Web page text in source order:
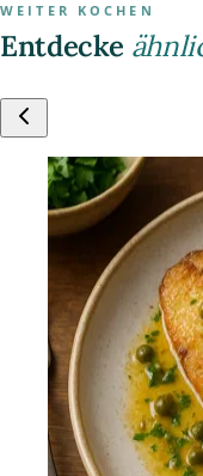
WEITER KOCHEN
Entdecke